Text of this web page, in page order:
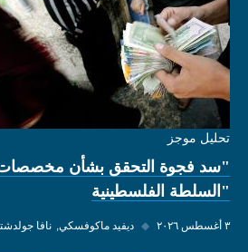
تحليل موجز
"سد فجوة التحقق بشأن مخصصات
"السلطة الفلسطينية
٣ أغسطس ٢٠٢٦ ◆ ديفيد ماكوفسكي نافا